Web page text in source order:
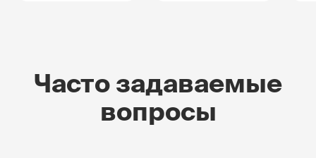
Часто задаваемые
вопросы